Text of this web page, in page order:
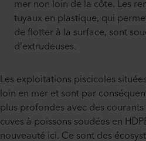
mer non loin de la côte. Les
tuyaux en plastique, qui
de flotter à la surface, sont
d’extrudeuses.
Les exploitations piscicoles
loin en mer et sont par
plus profondes avec des
cuves à poissons soudées en
nouveauté ici. Ce sont des